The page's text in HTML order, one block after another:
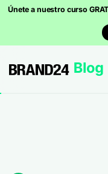
Únete a nuestro curso